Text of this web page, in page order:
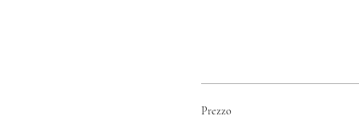
Prezzo